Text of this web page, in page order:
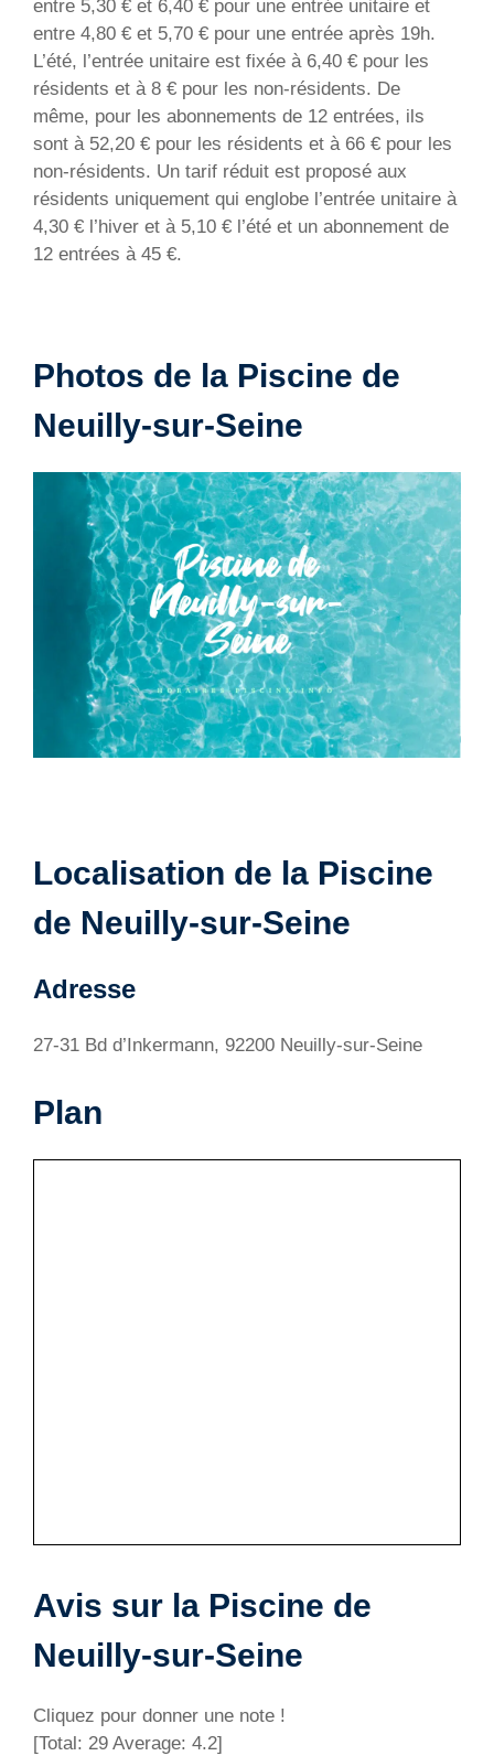
entre 5,30 € et 6,40 € pour une entrée unitaire et
entre 4,80 € et 5,70 € pour une entrée après 19h.
L’été, l’entrée unitaire est fixée à 6,40 € pour les
résidents et à 8 € pour les non-résidents. De
même, pour les abonnements de 12 entrées, ils
sont à 52,20 € pour les résidents et à 66 € pour les
non-résidents. Un tarif réduit est proposé aux
résidents uniquement qui englobe l’entrée unitaire à
4,30 € l’hiver et à 5,10 € l’été et un abonnement de
12 entrées à 45 €.
Photos de la Piscine de
Neuilly-sur-Seine
Localisation de la Piscine
de Neuilly-sur-Seine
Adresse
27-31 Bd d’Inkermann, 92200 Neuilly-sur-Seine
Plan
Avis sur la Piscine de
Neuilly-sur-Seine
Cliquez pour donner une note !
[Total: 29 Average: 4.2]